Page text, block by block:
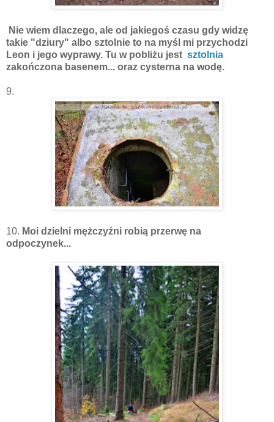
Nie wiem dlaczego, ale od jakiegoś czasu gdy widzę
takie "dziury" albo sztolnie to na myśl mi przychodzi
Leon i jego wyprawy. Tu w pobliżu jest sztolnia
zakończona basenem... oraz cysterna na wodę.
9.
10. Moi dzielni mężczyźni robią przerwę na
odpoczynek...